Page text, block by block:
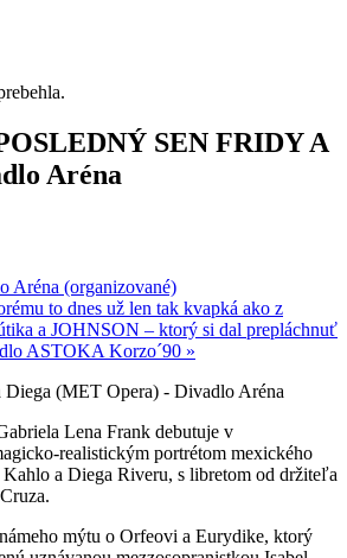
SEN FRIDY A
Aréna
Aréna (organizované)
to dnes už len tak kvapká ako z
a JOHNSON – ktorý si dal prepláchnuť
ASTOKA Korzo´90 »
Lena Frank debutuje v
realistickým portrétom mexického
a Diega Riveru, s libretom od držiteľa
mýtu o Orfeovi a Eurydike, ktorý